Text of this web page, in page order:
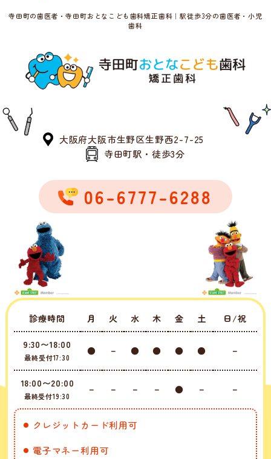
寺田町の歯医者・寺田町おとなこども歯科矯正歯科｜駅徒歩3分の歯医者・小児
歯科
大阪府大阪市生野区生野西2-7-25
寺田町駅・徒歩3分
06-6777-6288
診療時間 月 火 水 木 金 土 日/祝
9:30〜18:00
最終受付17:30
● － ● ● ● ● －
18:00〜20:00
最終受付19:30
－ － － － ● － －
クレジットカード利用可
電子マネー利用可